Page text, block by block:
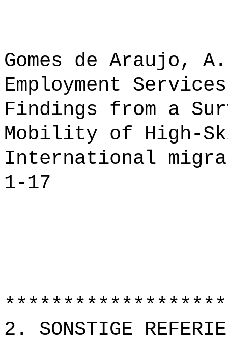
Gomes de Araujo,
Employment
Findings from a
Mobility of High-
International
1-17
2. SONSTIGE